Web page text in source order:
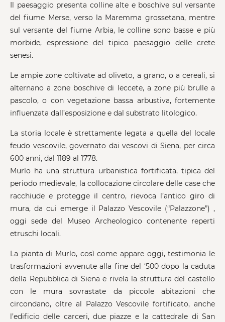
Il paesaggio presenta colline alte e boschive sul versante
del fiume Merse, verso la Maremma grossetana, mentre
sul versante del fiume Arbia, le colline sono basse e più
morbide, espressione del tipico paesaggio delle crete
senesi.
Le ampie zone coltivate ad oliveto, a grano, o a cereali, si
alternano a zone boschive di leccete, a zone più brulle a
pascolo, o con vegetazione bassa arbustiva, fortemente
influenzata dall’esposizione e dal substrato litologico.
La storia locale è strettamente legata a quella del locale
feudo vescovile, governato dai vescovi di Siena, per circa
600 anni, dal 1189 al 1778.
Murlo ha una struttura urbanistica fortificata, tipica del
periodo medievale, la collocazione circolare delle case che
racchiude e protegge il centro, rievoca l’antico giro di
mura, da cui emerge il Palazzo Vescovile (“Palazzone”) ,
oggi sede del Museo Archeologico contenente reperti
etruschi locali.
La pianta di Murlo, così come appare oggi, testimonia le
trasformazioni avvenute alla fine del ‘500 dopo la caduta
della Repubblica di Siena e rivela la struttura del castello
con le mura sovrastate da piccole abitazioni che
circondano, oltre al Palazzo Vescovile fortificato, anche
l’edificio delle carceri, due piazze e la cattedrale di San